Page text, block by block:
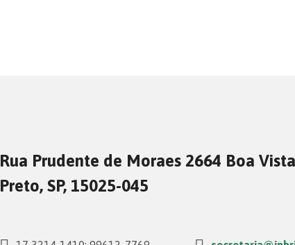
Rua Prudente de Moraes 2664 Boa
Preto, SP, 15025-045